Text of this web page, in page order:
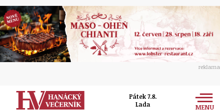
reklama
Pátek 7.8.
Lada
MENU